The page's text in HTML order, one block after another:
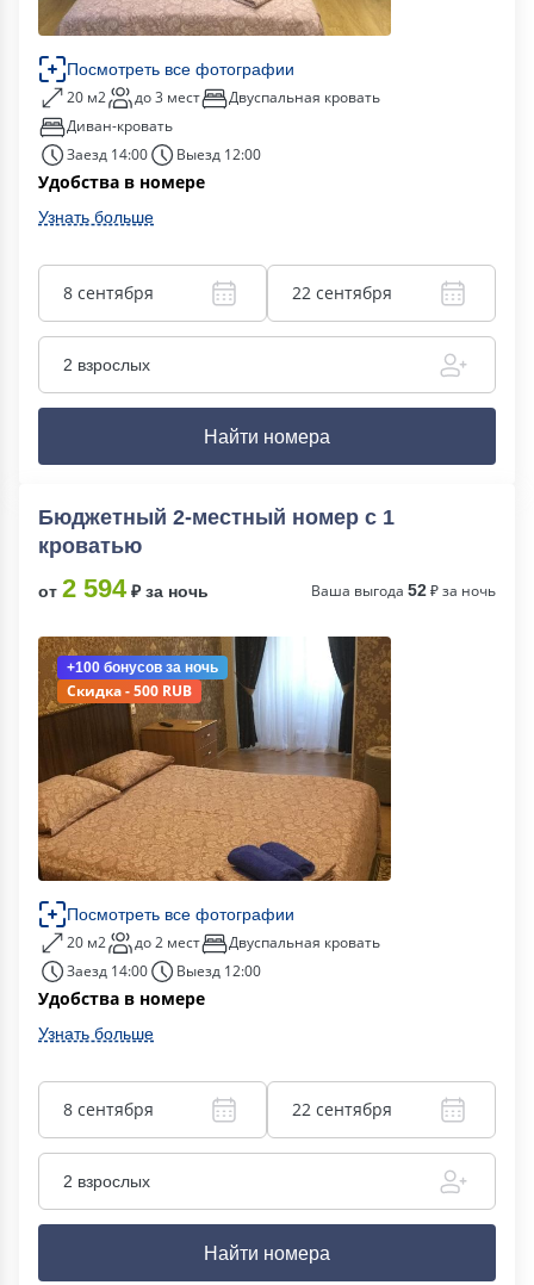
Посмотреть все фотографии
20 м2 до 3 мест
Двуспальная кровать
Диван-кровать
Заезд 14:00
Выезд 12:00
Удобства в номере
Узнать больше
8 сентября 22 сентября
2 взрослых
Найти номера
Бюджетный 2-местный номер с 1
кроватью
от 2 594₽ за ночь Ваша выгода 52₽ за ночь
+100 бонусов за ночь
Скидка - 500 RUB
Посмотреть все фотографии
20 м2 до 2 мест
Двуспальная кровать
Заезд 14:00
Выезд 12:00
Удобства в номере
Узнать больше
8 сентября 22 сентября
2 взрослых
Найти номера